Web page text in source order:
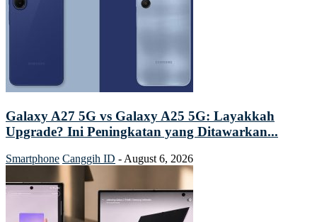
Galaxy A27 5G vs Galaxy A25 5G: Layakkah
Upgrade? Ini Peningkatan yang Ditawarkan...
Smartphone Canggih ID - August 6, 2026